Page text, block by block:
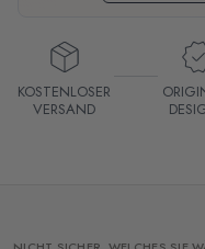
KOSTENLOSER
VERSAND